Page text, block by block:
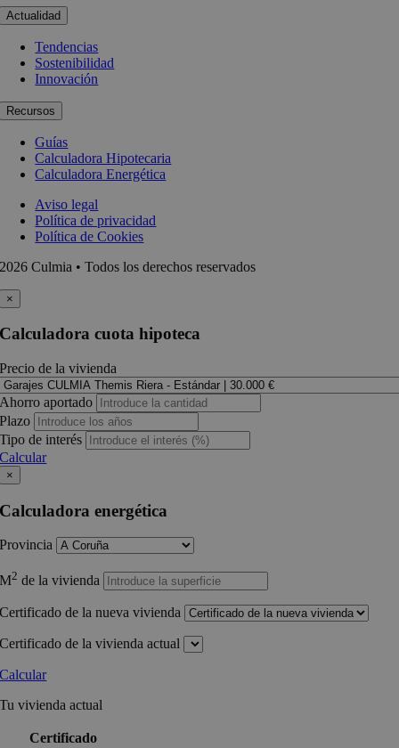
Actualidad
Tendencias
Sostenibilidad
Innovación
Recursos
Guías
Calculadora Hipotecaria
Calculadora Energética
Aviso legal
Política de privacidad
Política de Cookies
2026 Culmia • Todos los derechos reservados
×
Calculadora cuota hipoteca
Precio de la vivienda
Ahorro aportado
Plazo
Tipo de interés
Calcular
×
Calculadora energética
Provincia
M2 de la vivienda
Certificado de la nueva vivienda
Certificado de la vivienda actual
Calcular
Tu vivienda actual
Certificado